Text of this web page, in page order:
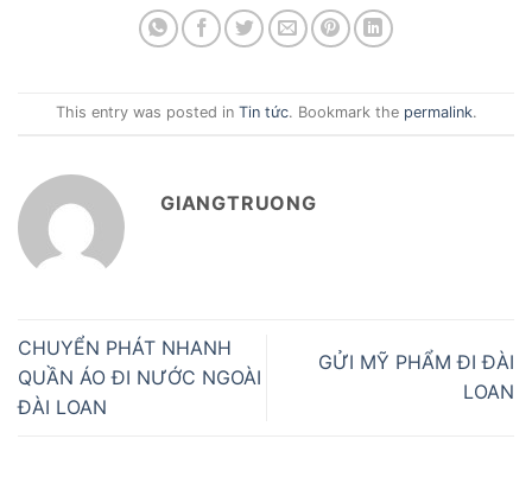
This entry was posted in Tin tức. Bookmark the permalink.
GIANGTRUONG
CHUYỂN PHÁT NHANH
QUẦN ÁO ĐI NƯỚC NGOÀI
ĐÀI LOAN
GỬI MỸ PHẨM ĐI ĐÀI
LOAN